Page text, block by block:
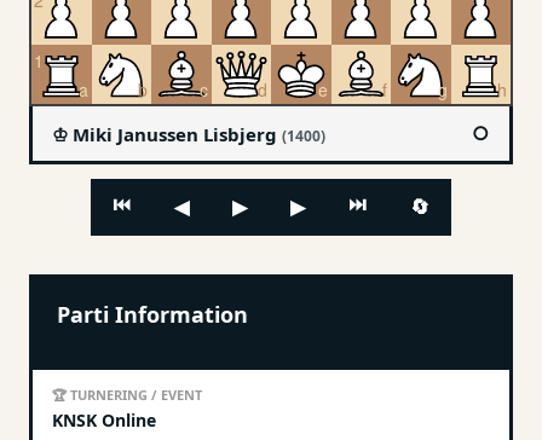
♔ Miki Janussen Lisbjerg (1400) ○
⏮ ◀ ▶ ▶ ⏭ 🔄
Parti Information
🏆 TURNERING / EVENT
KNSK Online